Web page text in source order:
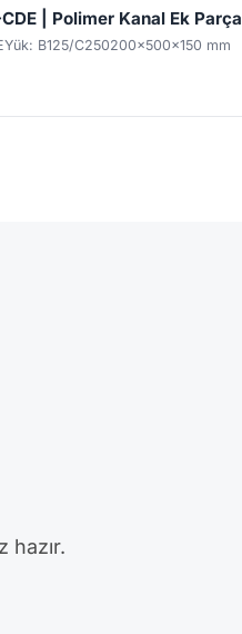
| Polimer Kanal Ek
Yük: B125/C250200x500x150 mm
hazır.